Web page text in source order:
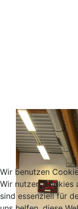
Wir benutzen
Wir nutzen Cookies
sind essenziell für